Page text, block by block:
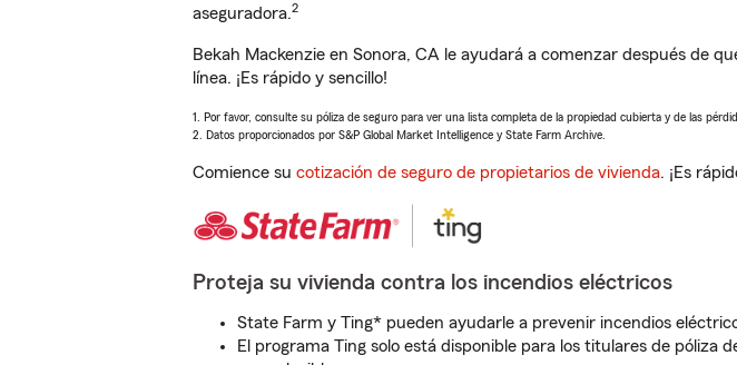
aseguradora.2
Bekah Mackenzie en Sonora, CA le ayudará a comenzar después de
línea. ¡Es rápido y sencillo!
1. Por favor, consulte su póliza de seguro para ver una lista completa de la propiedad cubierta y de las
2. Datos proporcionados por S&P Global Market Intelligence y State Farm Archive.
Comience su cotización de seguro de propietarios de vivienda. ¡Es
Proteja su vivienda contra los incendios eléctricos
State Farm y Ting* pueden ayudarle a prevenir incendios
El programa Ting solo está disponible para los titulares de póliza